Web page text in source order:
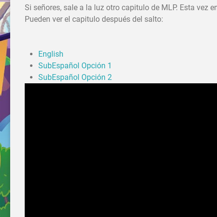
Si señores, sale a la luz otro capitulo de MLP. Esta vez
Pueden ver el capitulo después del salto:
English
SubEspañol Opción 1
SubEspañol Opción 2